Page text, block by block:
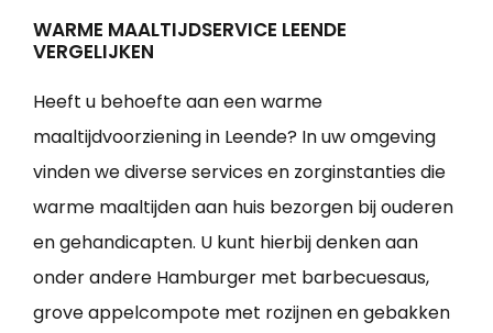
WARME MAALTIJDSERVICE LEENDE
VERGELIJKEN
Heeft u behoefte aan een warme
maaltijdvoorziening in Leende? In uw omgeving
vinden we diverse services en zorginstanties die
warme maaltijden aan huis bezorgen bij ouderen
en gehandicapten. U kunt hierbij denken aan
onder andere Hamburger met barbecuesaus,
grove appelcompote met rozijnen en gebakken